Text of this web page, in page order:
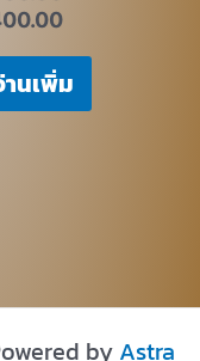
นเพิ่ม
by Astra